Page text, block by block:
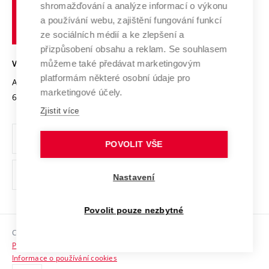
Transfer znalostí
Open Science
Projekty
Projekty ze strukturálních fondů
Specifický výzkum
Mezinárodní dohody
Univerzitní sítě
Udržitelná univerzita
Podnikavá univerzita / ContriBUTe
Bezpečná univerzita
Vyznamenání
Organizační struktura
Ochrana osobních údajů
odkaz)
Sociální bezpečí
HR Award
učení
technické
Brně
VYSOKÉ UČENÍ TECHNICKÉ V BRNĚ
Antonínská 548/1
602 00 Brno
www.vut.cz
vut@vutbr.cz
Copyright © 2026 VUT
Prohlášení o přístupnosti
Informace o používání cookies
shromažďování a analýze informací o výkonu
a používání webu, zajištění fungování funkcí
ze sociálních médií a ke zlepšení a
přizpůsobení obsahu a reklam. Se souhlasem
můžeme také předávat marketingovým
platformám některé osobní údaje pro
marketingové účely.
Zjistit více
POVOLIT VŠE
Nastavení
Povolit pouze nezbytné